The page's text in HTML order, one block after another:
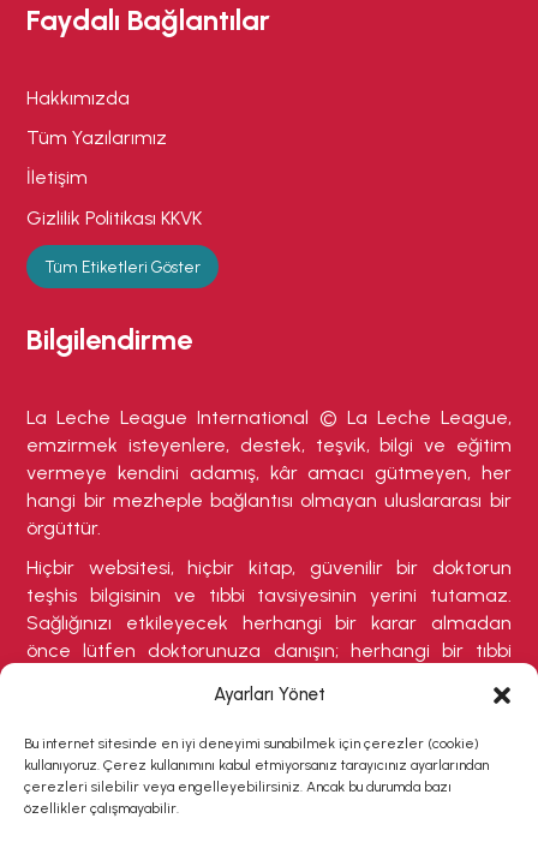
Ayarları Yönet
Bu internet sitesinde en iyi deneyimi sunabilmek için çerezler (cookie)
kullanıyoruz. Çerez kullanımını kabul etmiyorsanız tarayıcınız ayarlarından
çerezleri silebilir veya engelleyebilirsiniz. Ancak bu durumda bazı
özellikler çalışmayabilir.
Faydalı Bağlantılar
Hakkımızda
Tüm Yazılarımız
İletişim
Gizlilik Politikası KKVK
Tüm Etiketleri Göster
Bilgilendirme
La Leche League International © La Leche League,
emzirmek isteyenlere, destek, teşvik, bilgi ve eğitim
vermeye kendini adamış, kâr amacı gütmeyen, her
hangi bir mezheple bağlantısı olmayan uluslararası bir
örgüttür.
Hiçbir websitesi, hiçbir kitap, güvenilir bir doktorun
teşhis bilgisinin ve tıbbi tavsiyesinin yerini tutamaz.
Sağlığınızı etkileyecek herhangi bir karar almadan
önce lütfen doktorunuza danışın; herhangi bir tıbbi
gerektirebilecek herhangi bir belirti varsa buna özellikle